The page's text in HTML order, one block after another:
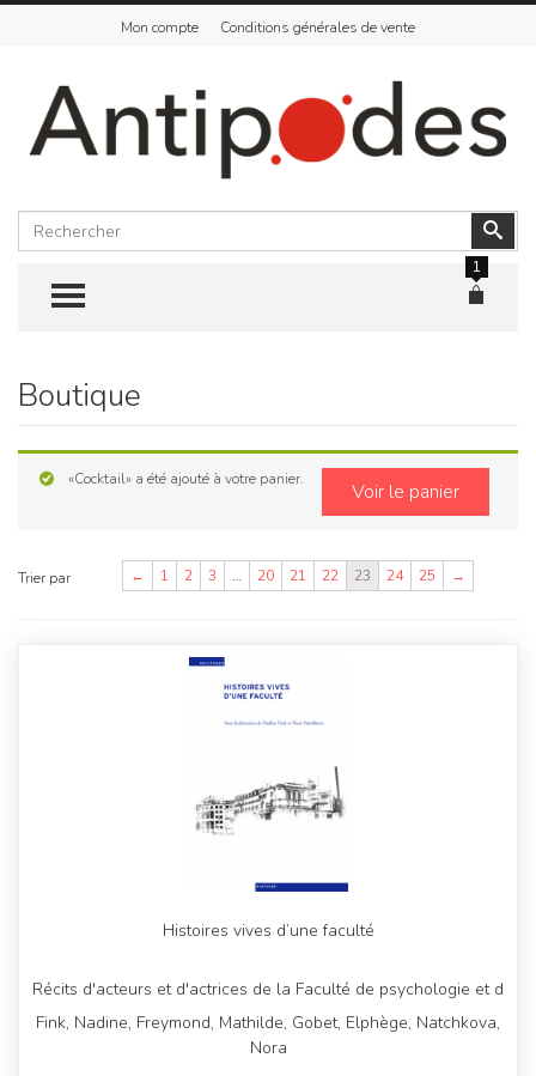
Mon compte Conditions générales de vente
Rechercher
TOGGLE MENU
1
Skip
content
Boutique
Voir le panier
«Cocktail» a été ajouté à votre panier.
Trier par
Histoires vives d’une faculté
Récits d'acteurs et d'actrices de la Faculté de psychologie et d
Fink, Nadine, Freymond, Mathilde, Gobet, Elphège, Natchkova,
Nora
← 1 2 3 … 20 21 22 23 24 25 →